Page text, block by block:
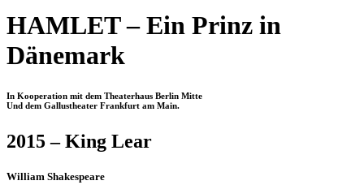
HAMLET – Ein Prinz in
Dänemark
In Kooperation mit dem Theaterhaus Berlin Mitte
Und dem Gallustheater Frankfurt am Main.
2015 – King Lear
William Shakespeare